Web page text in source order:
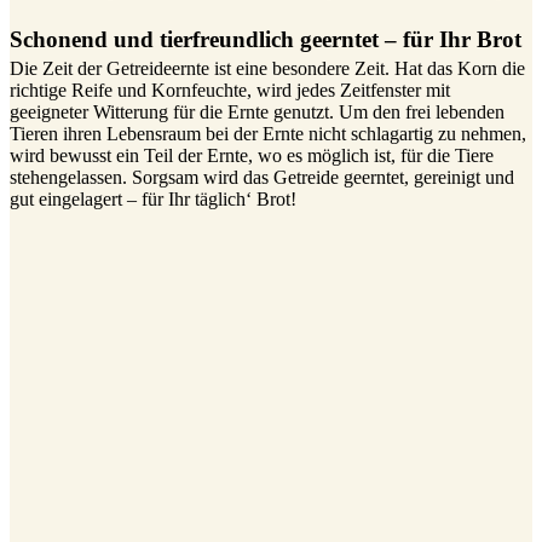
Schonend und tierfreundlich geerntet – für Ihr Brot
Die Zeit der Getreideernte ist eine besondere Zeit. Hat das Korn die
richtige Reife und Kornfeuchte, wird jedes Zeitfenster mit
geeigneter Witterung für die Ernte genutzt. Um den frei lebenden
Tieren ihren Lebensraum bei der Ernte nicht schlagartig zu nehmen,
wird bewusst ein Teil der Ernte, wo es möglich ist, für die Tiere
stehengelassen. Sorgsam wird das Getreide geerntet, gereinigt und
gut eingelagert – für Ihr täglich‘ Brot!